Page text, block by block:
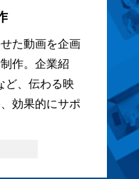
た動画を企画
作。企業紹
ど、伝わる映
効果的にサポ